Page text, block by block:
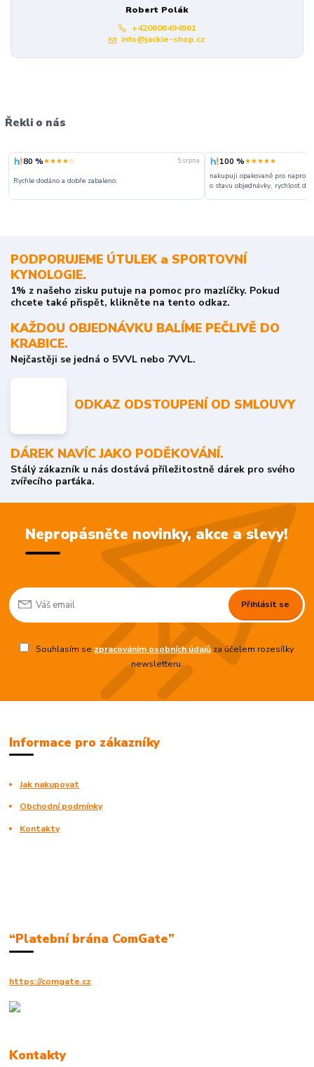
Robert Polák
+420606494961
info@jackie-shop.cz
Řekli o nás
80 %★★★★☆ 5. srpna
Rychle dodáno a dobře zabaleno.
100 %★★★★★
nakupuji opakovaně pro
o stavu objednávky, rychlost
PODPORUJEME ÚTULEK a SPORTOVNÍ
KYNOLOGIE.
1% z našeho zisku putuje na pomoc pro mazlíčky. Pokud
chcete také přispět, klikněte na tento odkaz.
KAŽDOU OBJEDNÁVKU BALÍME PEČLIVĚ DO
KRABICE.
Nejčastěji se jedná o 5VVL nebo 7VVL.
ODKAZ ODSTOUPENÍ OD SMLOUVY
DÁREK NAVÍC JAKO PODĚKOVÁNÍ.
Stálý zákazník u nás dostává příležitostně dárek pro svého
zvířecího parťáka.
Nepropásněte novinky, akce a slevy!
Přihlásit se
Souhlasím se zpracováním osobních údajůza účelem rozesílky
newsletteru.
Informace pro zákazníky
Jak nakupovat
Obchodní podmínky
Kontakty
“Platební brána ComGate”
https://comgate.cz
Kontakty